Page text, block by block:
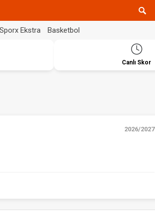
Sporx Ekstra Basketbol
Canlı Skor
2026/2027